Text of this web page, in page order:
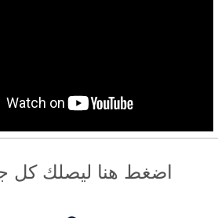
اضغط هنا ليصلك كل